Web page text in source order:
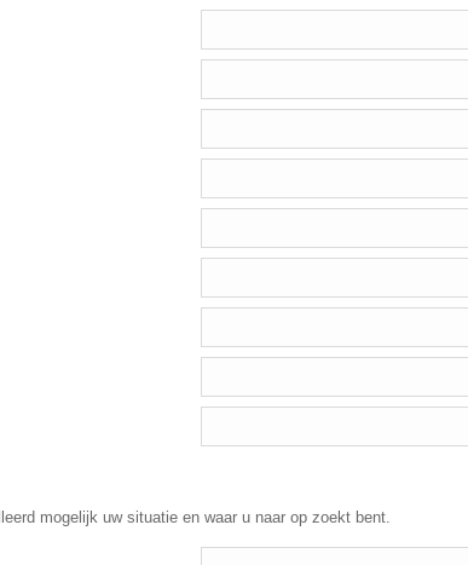
mogelijk uw situatie en waar u naar op zoekt bent.